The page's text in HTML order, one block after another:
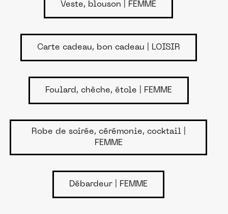
Veste, blouson | FEMME
Carte cadeau, bon cadeau | LOISIR
Foulard, chèche, étole | FEMME
Robe de soirée, cérémonie, cocktail |
FEMME
Débardeur | FEMME